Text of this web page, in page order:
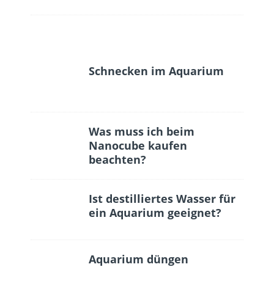
Schnecken im Aquarium
Was muss ich beim
Nanocube kaufen
beachten?
Ist destilliertes Wasser für
ein Aquarium geeignet?
Aquarium düngen